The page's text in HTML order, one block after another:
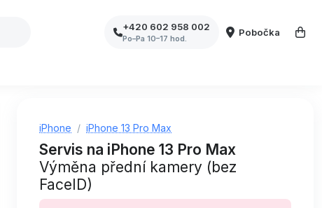
+420 602 958 002
Po–Pa 10–17 hod.
Pobočka
iPhone iPhone 13 Pro Max
Servis na iPhone 13 Pro Max
Výměna přední kamery (bez
FaceID)